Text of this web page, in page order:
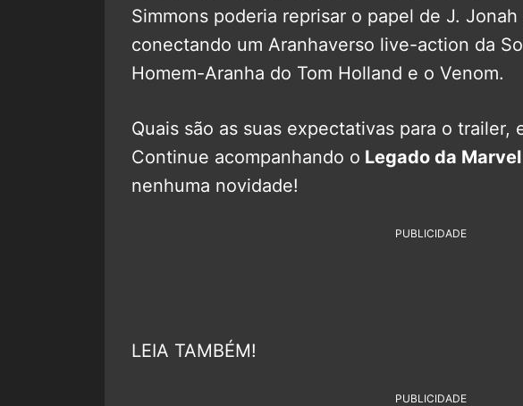
Simmons poderia reprisar o papel de J.
conectando um Aranhaverso live-action da
Homem-Aranha do Tom Holland e o Venom.
Quais são as suas expectativas para o trailer,
Continue acompanhando o Legado da Marvel
nenhuma novidade!
PUBLICIDADE
LEIA TAMBÉM!
PUBLICIDADE